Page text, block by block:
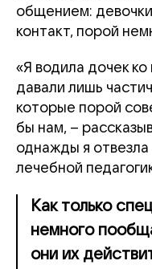
общением:
контакт, порой
«Я водила дочек
давали лишь
которые порой
бы нам, –
однажды я
лечебной
Как только
немного
они их